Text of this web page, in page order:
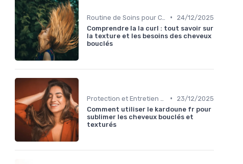
•
24/12/2025
Comprendre la la curl : tout savoir sur
la texture et les besoins des cheveux
bouclés
•
23/12/2025
Comment utiliser le kardoune fr pour
sublimer les cheveux bouclés et
texturés